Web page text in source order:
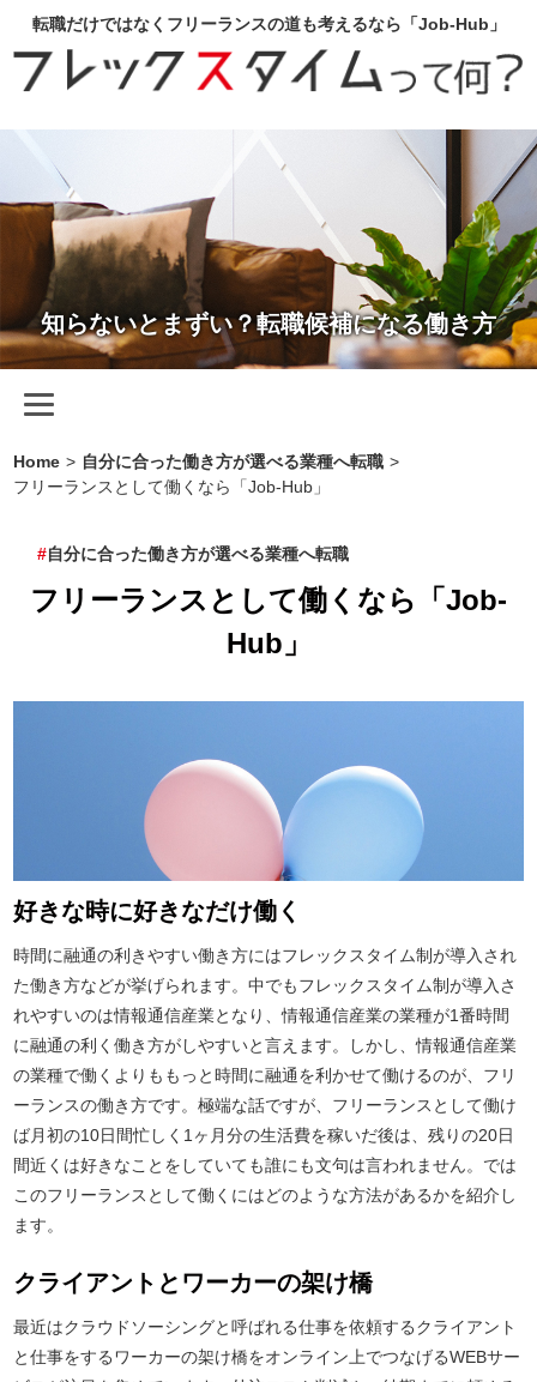
転職だけではなくフリーランスの道も考えるなら「Job-Hub」
知らないとまずい？転職候補になる働き方
Home > 自分に合った働き方が選べる業種へ転職 >
フリーランスとして働くなら「Job-Hub」
自分に合った働き方が選べる業種へ転職
フリーランスとして働くなら「Job-
Hub」
好きな時に好きなだけ働く
時間に融通の利きやすい働き方にはフレックスタイム制が導入され
た働き方などが挙げられます。中でもフレックスタイム制が導入さ
れやすいのは情報通信産業となり、情報通信産業の業種が1番時間
に融通の利く働き方がしやすいと言えます。しかし、情報通信産業
の業種で働くよりももっと時間に融通を利かせて働けるのが、フリ
ーランスの働き方です。極端な話ですが、フリーランスとして働け
ば月初の10日間忙しく1ヶ月分の生活費を稼いだ後は、残りの20日
間近くは好きなことをしていても誰にも文句は言われません。では
このフリーランスとして働くにはどのような方法があるかを紹介し
ます。
クライアントとワーカーの架け橋
最近はクラウドソーシングと呼ばれる仕事を依頼するクライアント
と仕事をするワーカーの架け橋をオンライン上でつなげるWEBサー